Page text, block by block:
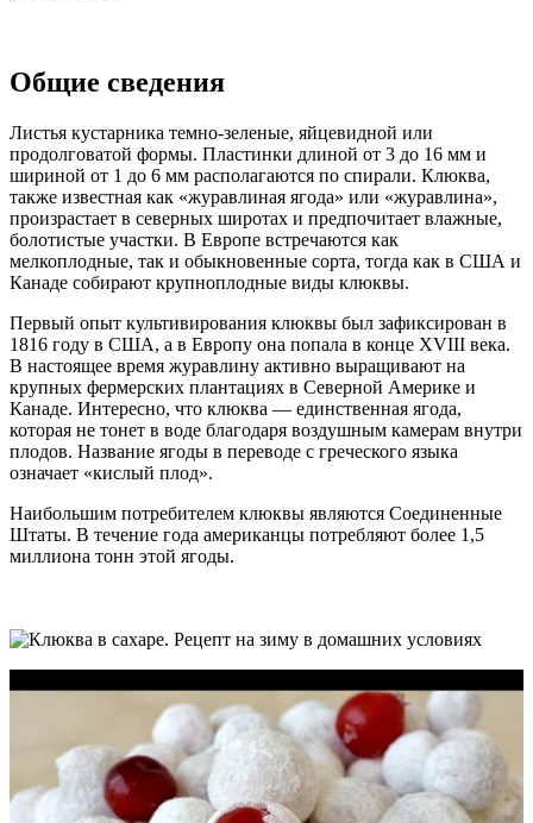
Общие сведения
Листья кустарника темно-зеленые, яйцевидной или
продолговатой формы. Пластинки длиной от 3 до 16 мм и
шириной от 1 до 6 мм располагаются по спирали. Клюква,
также известная как «журавлиная ягода» или «журавлина»,
произрастает в северных широтах и предпочитает влажные,
болотистые участки. В Европе встречаются как
мелкоплодные, так и обыкновенные сорта, тогда как в США и
Канаде собирают крупноплодные виды клюквы.
Первый опыт культивирования клюквы был зафиксирован в
1816 году в США, а в Европу она попала в конце XVIII века.
В настоящее время журавлину активно выращивают на
крупных фермерских плантациях в Северной Америке и
Канаде. Интересно, что клюква — единственная ягода,
которая не тонет в воде благодаря воздушным камерам внутри
плодов. Название ягоды в переводе с греческого языка
означает «кислый плод».
Наибольшим потребителем клюквы являются Соединенные
Штаты. В течение года американцы потребляют более 1,5
миллиона тонн этой ягоды.